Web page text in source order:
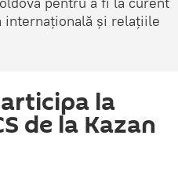
și relațiile
la
de la Kazan